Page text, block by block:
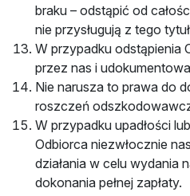
braku – odstąpić od
nie przysługują z tego
W przypadku odstąpienia
przez nas i
Nie narusza to prawa do
roszczeń
W przypadku upadłości
Odbiorca niezwłocznie
działania w celu wydania
dokonania pełnej zapłaty.